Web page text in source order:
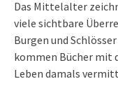
Das Mittelalter
viele sichtbare
Burgen und
kommen Bücher mit
Leben damals